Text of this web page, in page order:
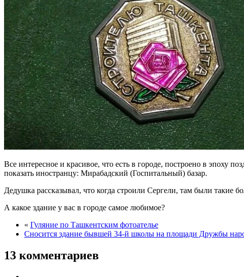
Все интересное и красивое, что есть в городе, построено в эпоху
показать иностранцу: Мирабадский (Госпитальный) базар.
Дедушка рассказывал, что когда строили Сергели, там были такие
А какое здание у вас в городе самое любимое?
« Гуляние по Ташкентским фотоателье
Сносится здание бывшей 34-й школы на площади Дружбы
13 комментариев